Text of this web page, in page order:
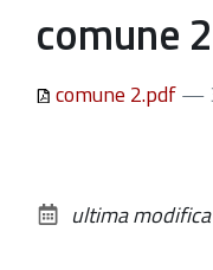
comune
comune 2.pdf—
documento
ultima modifica